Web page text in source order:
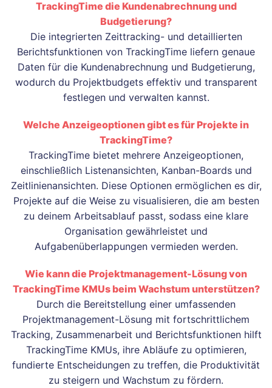
TrackingTime die Kundenabrechnung und
Budgetierung?
Die integrierten Zeittracking- und detaillierten
Berichtsfunktionen von TrackingTime liefern genaue
Daten für die Kundenabrechnung und Budgetierung,
wodurch du Projektbudgets effektiv und transparent
festlegen und verwalten kannst.
Welche Anzeigeoptionen gibt es für Projekte in
TrackingTime?
TrackingTime bietet mehrere Anzeigeoptionen,
einschließlich Listenansichten, Kanban-Boards und
Zeitlinienansichten. Diese Optionen ermöglichen es dir,
Projekte auf die Weise zu visualisieren, die am besten
zu deinem Arbeitsablauf passt, sodass eine klare
Organisation gewährleistet und
Aufgabenüberlappungen vermieden werden.
Wie kann die Projektmanagement-Lösung von
TrackingTime KMUs beim Wachstum unterstützen?
Durch die Bereitstellung einer umfassenden
Projektmanagement-Lösung mit fortschrittlichem
Tracking, Zusammenarbeit und Berichtsfunktionen hilft
TrackingTime KMUs, ihre Abläufe zu optimieren,
fundierte Entscheidungen zu treffen, die Produktivität
zu steigern und Wachstum zu fördern.